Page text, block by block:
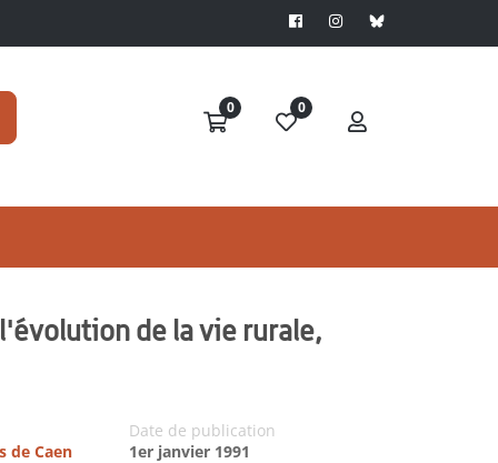
0 0
de la vie rurale,
de Caen
Date de publication
1er janvier 1991